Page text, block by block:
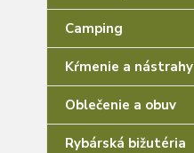
Camping
Kŕmenie a nástrahy
Oblečenie a obuv
Rybárská bižutéria